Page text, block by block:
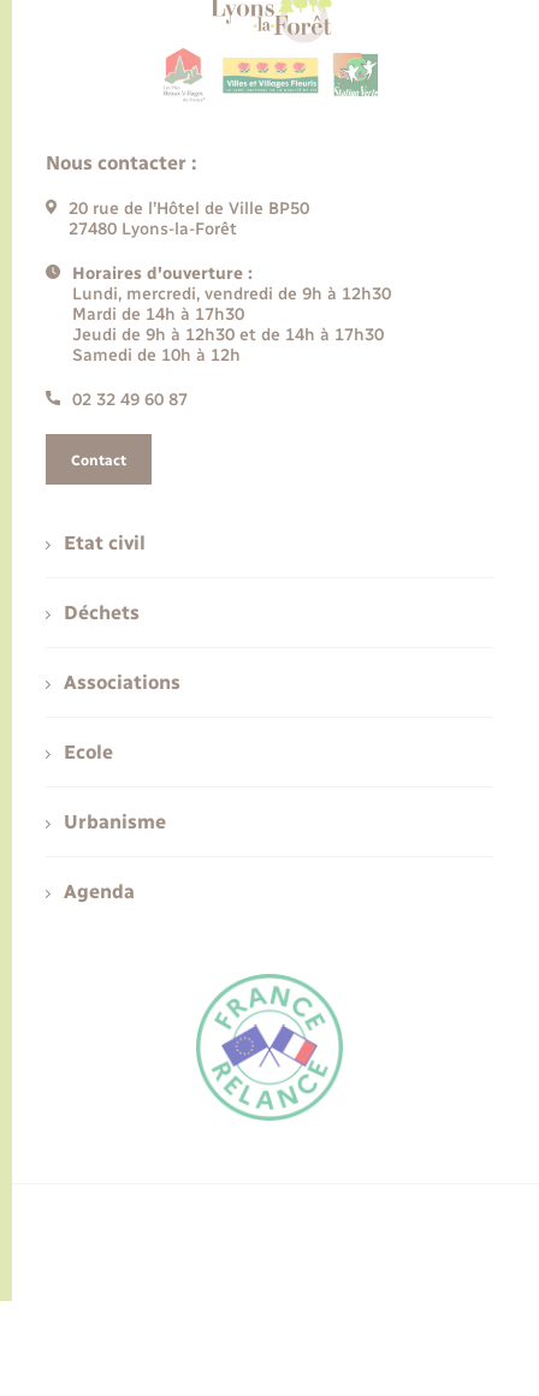
FR
Nous contacter :
20 rue de l’Hôtel de Ville BP50
27480 Lyons-la-Forêt
Horaires d'ouverture :
Lundi, mercredi, vendredi de 9h à 12h30
Mardi de 14h à 17h30
Jeudi de 9h à 12h30 et de 14h à 17h30
Samedi de 10h à 12h
02 32 49 60 87
Contact
Etat civil
Déchets
Associations
Ecole
Urbanisme
Agenda